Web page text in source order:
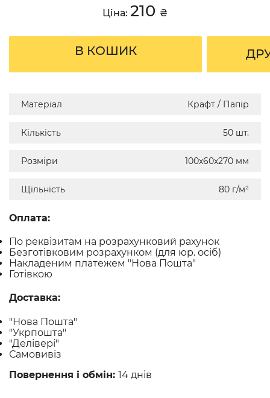
Ціна: 210 ₴
В КОШИК
Матеріал Крафт / Папір
Кількість 50 шт.
Розміри 100х60х270 мм
Щільність 80 г/м²
Оплата:
По реквізитам на розрахунковий рахунок
Безготівковим розрахунком (для юр. осіб)
Накладеним платежем "Нова Пошта"
Готівкою
Доставка:
"Нова Пошта"
"Укрпошта"
"Делівері"
Самовивіз
Повернення і обмін: 14 днів